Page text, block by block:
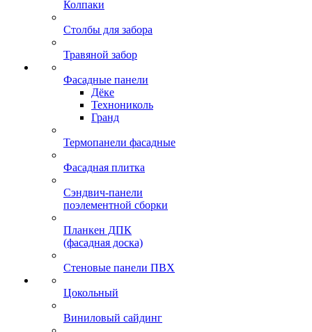
Колпаки
Столбы для забора
Травяной забор
Фасадные панели
Дёке
Технониколь
Гранд
Термопанели фасадные
Фасадная плитка
Сэндвич-панели
поэлементной сборки
Планкен ДПК
(фасадная доска)
Стеновые панели ПВХ
Цокольный
Виниловый сайдинг